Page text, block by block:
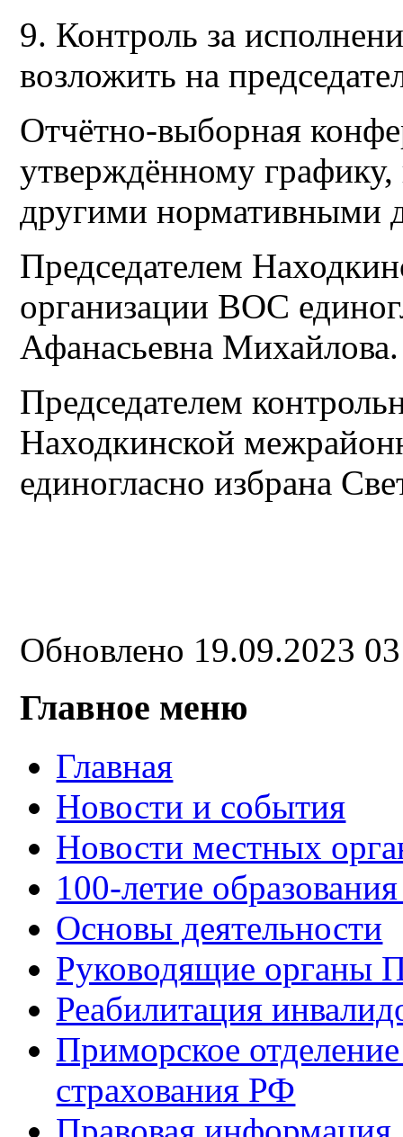
9. Контроль за
возложить на
Отчётно-выборная
утверждённому графику,
другими нормативными
Председателем
организации ВОС
Афанасьевна Михайлова.
Председателем
Находкинской
единогласно избрана
Обновлено 19.09.2023
Главное меню
Главная
Новости и события
Новости местных
100-летие
Основы деятельности
Руководящие органы
Реабилитация
Приморское
страхования РФ